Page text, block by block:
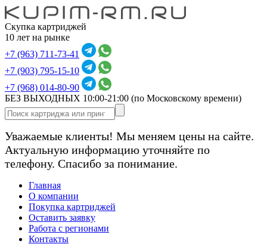
Скупка картриджей
10 лет на рынке
+7 (963) 711-73-41
+7 (903) 795-15-10
+7 (968) 014-80-90
БЕЗ ВЫХОДНЫХ 10:00-21:00 (по Московскому времени)
Уважаемые клиенты! Мы меняем цены на сайте.
Актуальную информацию уточняйте по
телефону. Спасибо за понимание.
Главная
О компании
Покупка картриджей
Оставить заявку
Работа с регионами
Контакты